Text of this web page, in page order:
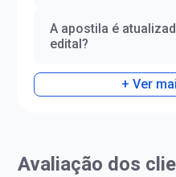
A apostila é
edital?
+ Ver
Avaliação dos